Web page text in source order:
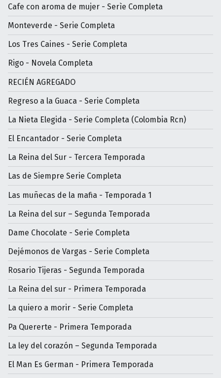
Cafe con aroma de mujer - Serìe Completa
Monteverde - Serie Completa
Los Tres Caines - Serie Completa
Rigo - Novela Completa
RECIÉN AGREGADO
Regreso a la Guaca - Serie Completa
La Nieta Elegida - Serie Completa (Colombia Rcn)
El Encantador - Serie Completa
La Reina del Sur - Tercera Temporada
Las de Siempre Serie Completa
Las muñecas de la mafia - Temporada 1
La Reina del sur – Segunda Temporada
Dame Chocolate - Serie Completa
Dejémonos de Vargas - Serie Completa
Rosario Tijeras - Segunda Temporada
La Reina del sur - Primera Temporada
La quiero a morir - Serie Completa
Pa Quererte - Primera Temporada
La ley del corazón – Segunda Temporada
El Man Es German - Primera Temporada